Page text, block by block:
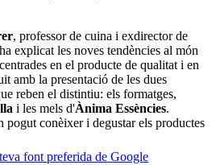
, professor de cuina i exdirector de
explicat les noves tendències al món
en el producte de qualitat i en
amb la presentació de les dues
reben el distintiu: els formatges,
i les mels d'Ànima Essències.
pogut conèixer i degustar els productes
font preferida de Google